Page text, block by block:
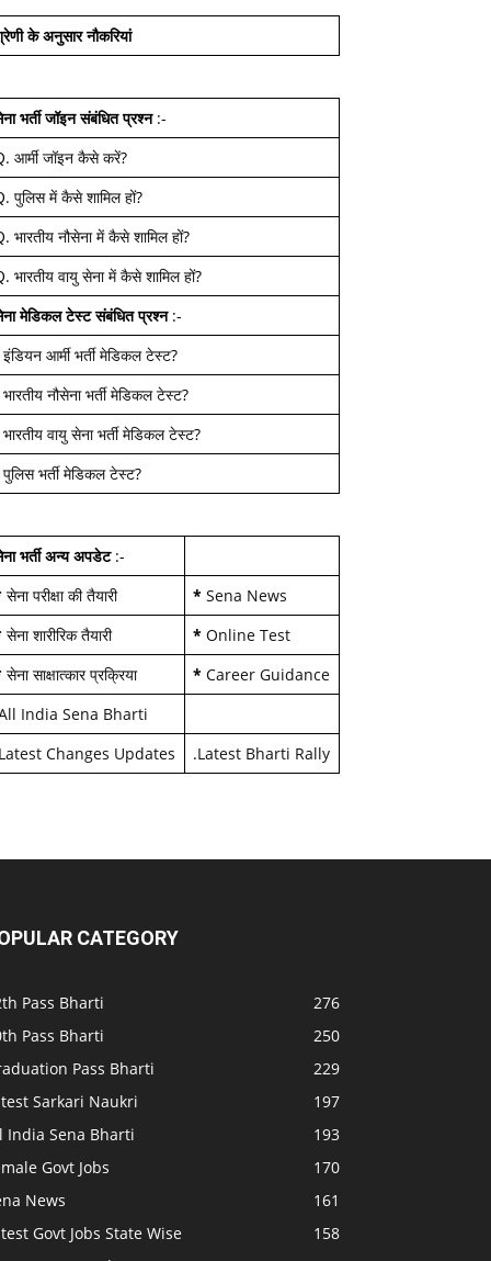
के अनुसार नौकरियां
भर्ती जॉइन संबंधित प्रश्न:-
आर्मी जॉइन कैसे करें?
पुलिस में कैसे शामिल हों?
भारतीय नौसेना में कैसे शामिल हों?
भारतीय वायु सेना में कैसे शामिल हों?
मेडिकल टेस्ट संबंधित प्रश्न:-
इंडियन आर्मी भर्ती मेडिकल टेस्ट?
भारतीय नौसेना भर्ती मेडिकल टेस्ट?
भारतीय वायु सेना भर्ती मेडिकल टेस्ट?
पुलिस भर्ती मेडिकल टेस्ट?
भर्ती अन्य अपडेट:-
सेना परीक्षा की तैयारी * Sena News
सेना शारीरिक तैयारी * Online Test
सेना साक्षात्कार प्रक्रिया * Career Guidance
India Sena Bharti
Latest Changes Updates .Latest Bharti Rally
CATEGORY
Pass Bharti
276
Pass Bharti
250
Pass Bharti
229
Sarkari Naukri
197
India Sena Bharti
193
Govt Jobs
170
News
161
Govt Jobs State Wise
158